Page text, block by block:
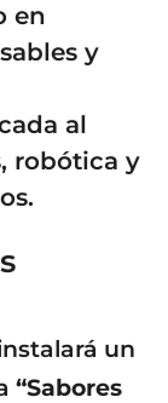
en
y
al
robótica y
un
“Sabores